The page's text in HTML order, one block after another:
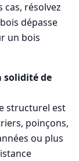
cas, résolvez
dépasse
un bois
solidité de
structurel est
poinçons,
ou plus